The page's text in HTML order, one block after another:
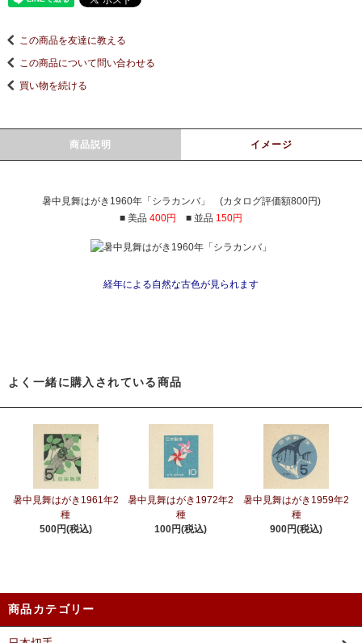
この商品を友達に教える
この商品について問い合わせる
買い物を続ける
商品説明 イメージ
暑中見舞はがき1960年「シラカンバ」 (カタログ評価額800円)
■ 美品 400円 ■ 並品 150円
経年による自然な古色が見られます
よく一緒に購入されている商品
暑中見舞はがき1961年2
種
500円(税込)
暑中見舞はがき1972年2
種
100円(税込)
暑中見舞はがき1959年2
種
900円(税込)
商品カテゴリー